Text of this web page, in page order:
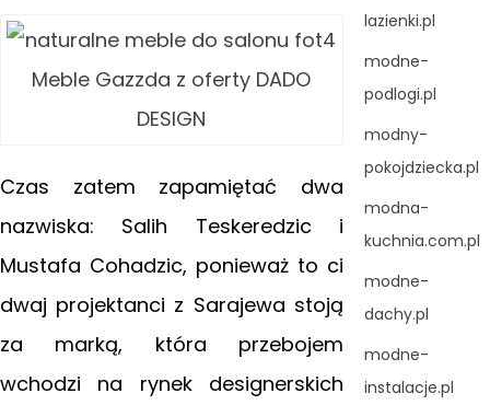
Meble Gazzda z oferty DADO
DESIGN
Czas zatem zapamiętać dwa
nazwiska: Salih Teskeredzic i
Mustafa Cohadzic, ponieważ to ci
dwaj projektanci z Sarajewa stoją
za marką, która przebojem
wchodzi na rynek designerskich
lazienki.pl
modne-
podlogi.pl
modny-
pokojdziecka.pl
modna-
kuchnia.com.pl
modne-
dachy.pl
modne-
instalacje.pl